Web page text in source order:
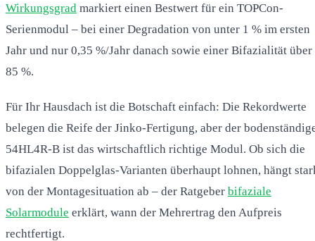
Wirkungsgrad markiert einen Bestwert für ein TOPCon-
Serienmodul – bei einer Degradation von unter 1 % im ersten
Jahr und nur 0,35 %/Jahr danach sowie einer Bifazialität über
85 %.
Für Ihr Hausdach ist die Botschaft einfach: Die Rekordwerte
belegen die Reife der Jinko-Fertigung, aber der
54HL4R-B ist das wirtschaftlich richtige Modul. Ob sich die
bifazialen Doppelglas-Varianten überhaupt lohnen, hängt
von der Montagesituation ab – der Ratgeber bifaziale
Solarmodule erklärt, wann der Mehrertrag den Aufpreis
rechtfertigt.